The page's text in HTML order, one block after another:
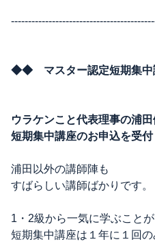
◆◆ マスター認定短期集
ウラケンこと代表理事の浦
短期集中講座のお申込を受付
浦田以外の講師陣も
すばらしい講師ばかりです。
1・2級から一気に学ぶこと
短期集中講座は１年に１回